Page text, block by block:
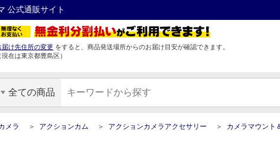
公式通販サイト
届け先住所の変更 をすると、商品発送場所からのお届け目安が確認できます。
現在は東京都豊島区）
全ての商品
メラ アクションカム アクションカメラアクセサリー カメラマウント＆ベルトクランプ